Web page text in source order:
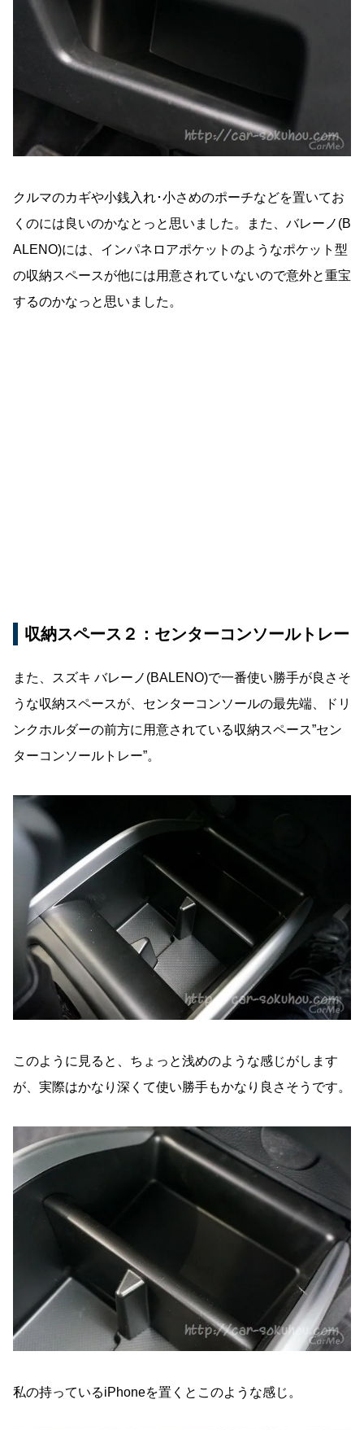
クルマのカギや小銭入れ･小さめのポーチなどを置いてお
くのには良いのかなとっと思いました。また、バレーノ(B
ALENO)には、インパネロアポケットのようなポケット型
の収納スペースが他には用意されていないので意外と重宝
するのかなっと思いました。
収納スペース２：センターコンソールトレー
また、スズキ バレーノ(BALENO)で一番使い勝手が良さそ
うな収納スペースが、センターコンソールの最先端、ドリ
ンクホルダーの前方に用意されている収納スペース”セン
ターコンソールトレー”。
このように見ると、ちょっと浅めのような感じがします
が、実際はかなり深くて使い勝手もかなり良さそうです。
私の持っているiPhoneを置くとこのような感じ。